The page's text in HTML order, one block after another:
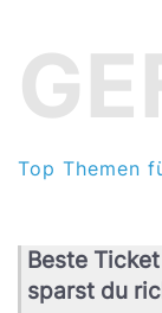
Top Themen
Beste
sparst du